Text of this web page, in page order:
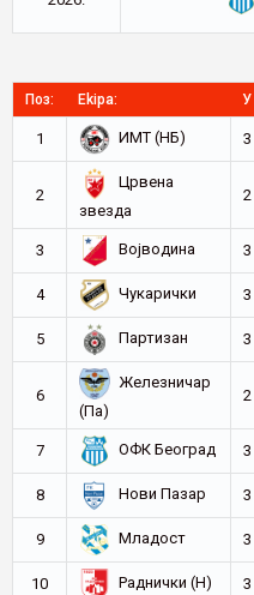
Поз: Ekipa: У
1 ИМТ (НБ) 3
2
Црвена
звезда
2
3 Војводина 3
4 Чукарички 3
5 Партизан 3
6
Железничар
(Па)
2
7 ОФК Београд 3
8 Нови Пазар 3
9 Младост 3
10 Раднички (Н) 3